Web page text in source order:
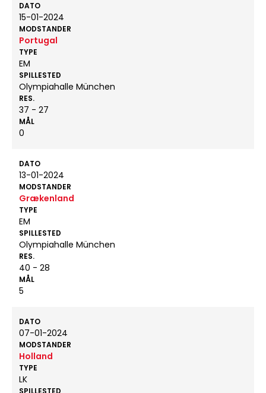
DATO
15-01-2024
MODSTANDER
Portugal
TYPE
EM
SPILLESTED
Olympiahalle München
RES.
37 - 27
MÅL
0
DATO
13-01-2024
MODSTANDER
Grækenland
TYPE
EM
SPILLESTED
Olympiahalle München
RES.
40 - 28
MÅL
5
DATO
07-01-2024
MODSTANDER
Holland
TYPE
LK
SPILLESTED